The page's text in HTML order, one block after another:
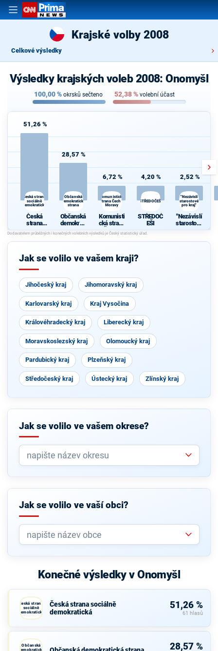
Krajské volby 2008
Celkové výsledky
Výsledky krajských voleb 2008: Onomyšl
100,00% okrsků sečteno 52,38% volební účast
51,26 %
Česká strana
sociálně
demokratická
Česká
strana
sociálně
demokrati
cká
28,57 %
Občanská
demokratická
strana
Občanská
demokrati
cká strana
6,72 %
Komunistická
strana Čech a
Moravy
Komunisti
cká strana
Čech a
Moravy
4,20 %
STŘEDOČEŠI
STŘEDOČ
EŠI
2,52 %
"Nezávislí
starostové
pro kraj"
"Nezávislí
starostové
pro kraj"
Jak se volilo ve vašem kraji?
Jihočeský kraj Jihomoravský kraj
Karlovarský kraj Kraj Vysočina
Královéhradecký kraj Liberecký kraj
Moravskoslezský kraj Olomoucký kraj
Pardubický kraj Plzeňský kraj
Středočeský kraj Ústecký kraj Zlínský kraj
Jak se volilo ve vašem okrese?
Jak se volilo ve vaší obci?
Konečné výsledky v Onomyšl
Česká strana
sociálně
demokratická
Česká strana sociálně
demokratická
51,26 %
61 hlasů
Občanská
demokratická
28,57 %